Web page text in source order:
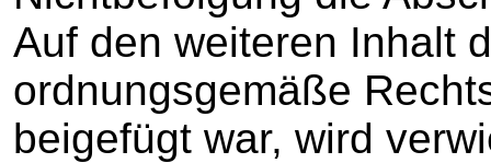
Auf den weiteren Inhalt
ordnungsgemäße
beigefügt war, wird